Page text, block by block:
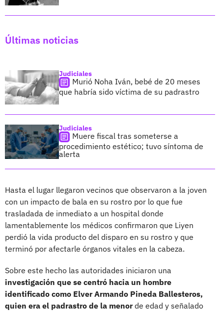
Últimas noticias
Judiciales
Murió Noha Iván, bebé de 20 meses
que habría sido víctima de su padrastro
Judiciales
Muere fiscal tras someterse a
procedimiento estético; tuvo síntoma de
alerta
Hasta el lugar llegaron vecinos que observaron a la joven
con un impacto de bala en su rostro por lo que fue
trasladada de inmediato a un hospital donde
lamentablemente los médicos confirmaron que Liyen
perdió la vida producto del disparo en su rostro y que
terminó por afectarle órganos vitales en la cabeza.
Sobre este hecho las autoridades iniciaron una
investigación que se centró hacia un hombre
identificado como Elver Armando Pineda Ballesteros,
quien era el padrastro de la menorde edad y señalado